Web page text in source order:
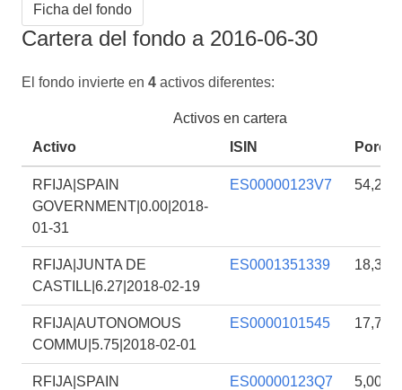
Ficha del fondo
Cartera del fondo a 2016-06-30
El fondo invierte en 4 activos diferentes:
Activos en cartera
Activo
ISIN
RFIJA|SPAIN
GOVERNMENT|0.00|2018-
01-31
ES00000123V7 54,23%
RFIJA|JUNTA DE
CASTILL|6.27|2018-02-19
ES0001351339 18,33%
RFIJA|AUTONOMOUS
COMMU|5.75|2018-02-01
ES0000101545 17,72%
RFIJA|SPAIN
ES00000123Q7 5,00%